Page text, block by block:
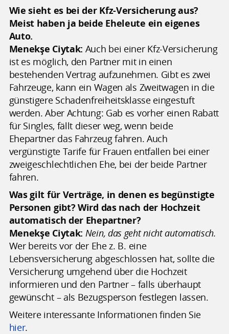
Wie sieht es bei der Kfz-Versicherung aus?
Meist haben ja beide Eheleute ein eigenes
Auto.
Menekşe Ciytak: Auch bei einer Kfz-Versicherung
ist es möglich, den Partner mit in einen
bestehenden Vertrag aufzunehmen. Gibt es zwei
Fahrzeuge, kann ein Wagen als Zweitwagen in die
günstigere Schadenfreiheitsklasse eingestuft
werden. Aber Achtung: Gab es vorher einen Rabatt
für Singles, fällt dieser weg, wenn beide
Ehepartner das Fahrzeug fahren. Auch
vergünstigte Tarife für Frauen entfallen bei einer
zweigeschlechtlichen Ehe, bei der beide Partner
fahren.
Was gilt für Verträge, in denen es begünstigte
Personen gibt? Wird das nach der Hochzeit
automatisch der Ehepartner?
Menekşe Ciytak: Nein, das geht nicht automatisch.
Wer bereits vor der Ehe z. B. eine
Lebensversicherung abgeschlossen hat, sollte die
Versicherung umgehend über die Hochzeit
informieren und den Partner – falls überhaupt
gewünscht – als Bezugsperson festlegen lassen.
Weitere interessante Informationen finden Sie
hier.